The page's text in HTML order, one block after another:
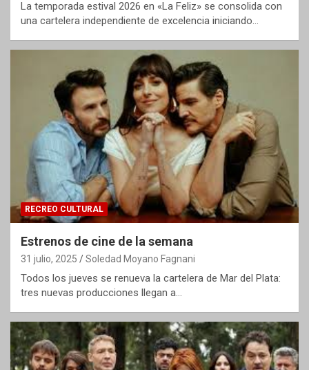
La temporada estival 2026 en «La Feliz» se consolida con
una cartelera independiente de excelencia iniciando…
RECREO CULTURAL
Estrenos de cine de la semana
31 julio, 2025 Soledad Moyano Fagnani
Todos los jueves se renueva la cartelera de Mar del Plata:
tres nuevas producciones llegan a…